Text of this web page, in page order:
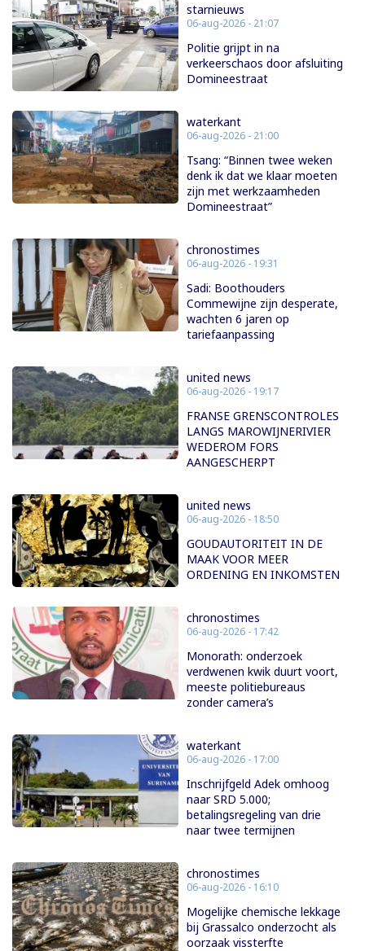
starnieuws
06-aug-2026 - 21:07
Politie grijpt in na
verkeerschaos door afsluiting
Domineestraat
waterkant
06-aug-2026 - 21:00
Tsang: “Binnen twee weken
denk ik dat we klaar moeten
zijn met werkzaamheden
Domineestraat”
chronostimes
06-aug-2026 - 19:31
Sadi: Boothouders
Commewijne zijn desperate,
wachten 6 jaren op
tariefaanpassing
united news
06-aug-2026 - 19:17
FRANSE GRENSCONTROLES
LANGS MAROWIJNERIVIER
WEDEROM FORS
AANGESCHERPT
united news
06-aug-2026 - 18:50
GOUDAUTORITEIT IN DE
MAAK VOOR MEER
ORDENING EN INKOMSTEN
chronostimes
06-aug-2026 - 17:42
Monorath: onderzoek
verdwenen kwik duurt voort,
meeste politiebureaus
zonder camera’s
waterkant
06-aug-2026 - 17:00
Inschrijfgeld Adek omhoog
naar SRD 5.000;
betalingsregeling van drie
naar twee termijnen
chronostimes
06-aug-2026 - 16:10
Mogelijke chemische lekkage
bij Grassalco onderzocht als
oorzaak vissterfte